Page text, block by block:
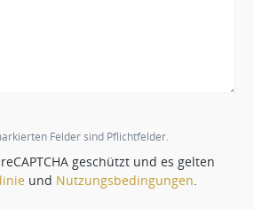
Felder sind Pflichtfelder.
geschützt und es gelten
und Nutzungsbedingungen